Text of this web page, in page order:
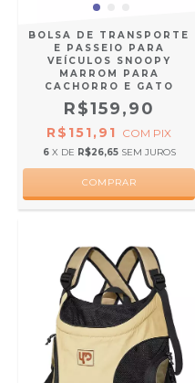
BOLSA DE TRANSPORTE
E PASSEIO PARA
VEÍCULOS SNOOPY
MARROM PARA
CACHORRO E GATO
R$159,90
R$151,91 COM PIX
6 X DE R$26,65 SEM JUROS